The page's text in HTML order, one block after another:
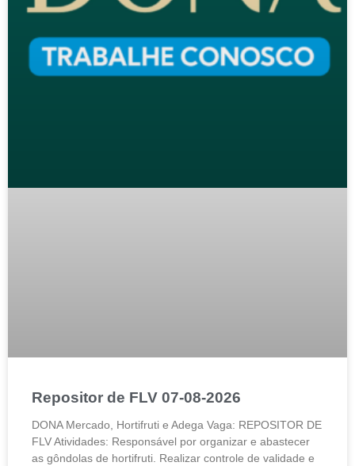
Repositor de FLV 07-08-2026
DONA Mercado, Hortifruti e Adega Vaga: REPOSITOR DE
FLV Atividades: Responsável por organizar e abastecer
as gôndolas de hortifruti. Realizar controle de validade e